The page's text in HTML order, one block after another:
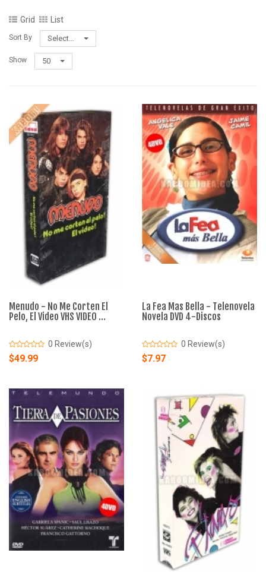
Grid List
Sort By Select...
Show 50
Menudo - No Me Corten El
Pelo, El Video VHS VIDEO ...
0 Review(s)
$49.99
La Fea Mas Bella - Telenovela
Novela DVD 4-Discos
0 Review(s)
$7.97